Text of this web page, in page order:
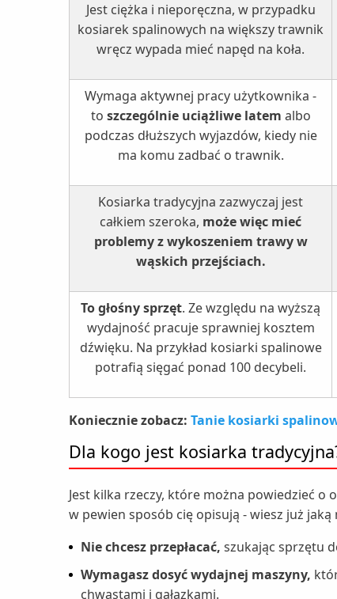
Jest ciężka i nieporęczna, w przypadku
kosiarek spalinowych na większy trawnik
wręcz wypada mieć napęd na koła.
Wymaga aktywnej pracy użytkownika -
to szczególnie uciążliwe latem albo
podczas dłuższych wyjazdów, kiedy nie
ma komu zadbać o trawnik.
Kosiarka tradycyjna zazwyczaj jest
całkiem szeroka, może więc mieć
problemy z wykoszeniem trawy w
wąskich przejściach.
To głośny sprzęt. Ze względu na wyższą
wydajność pracuje sprawniej kosztem
dźwięku. Na przykład kosiarki spalinowe
potrafią sięgać ponad 100 decybeli.
Koniecznie zobacz: Tanie kosiarki
Dla kogo jest kosiarka
Jest kilka rzeczy, które można powiedzieć o
w pewien sposób cię opisują - wiesz już
Nie chcesz przepłacać, szukając sprzętu
Wymagasz dosyć wydajnej maszyny,
chwastami i gałązkami.